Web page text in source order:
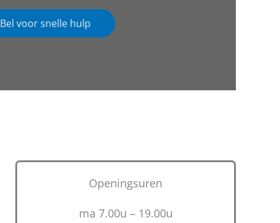
Bel voor snelle hulp
Openingsuren
ma 7.00u – 19.00u